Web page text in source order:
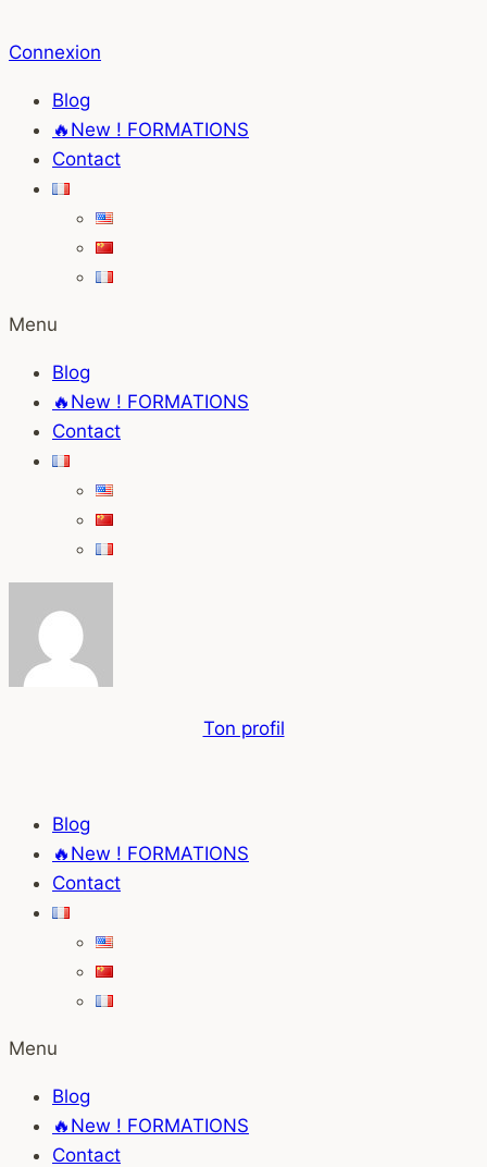
au
Connexion
Blog
🔥New ! FORMATIONS
Contact
Menu
Blog
🔥New ! FORMATIONS
Contact
Ton profil
Blog
🔥New ! FORMATIONS
Contact
Menu
Blog
🔥New ! FORMATIONS
Contact